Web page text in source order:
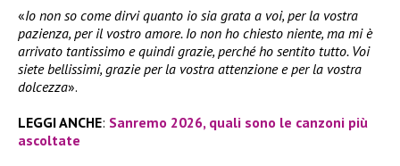
«Io non so come dirvi quanto io sia grata a voi, per la vostra
pazienza, per il vostro amore. Io non ho chiesto niente, ma mi è
arrivato tantissimo e quindi grazie, perché ho sentito tutto. Voi
siete bellissimi, grazie per la vostra attenzione e per la vostra
dolcezza».
LEGGI ANCHE: Sanremo 2026, quali sono le canzoni più
ascoltate